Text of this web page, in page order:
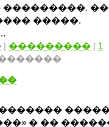
�����.
| ��������� | 1
��������
� ��